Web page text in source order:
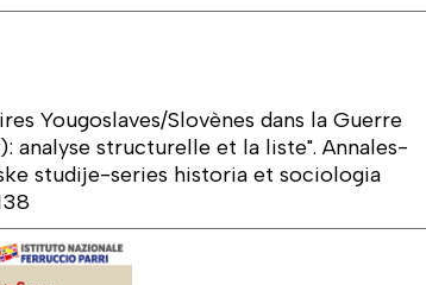
Yougoslaves/Slovènes dans la Guerre
analyse structurelle et la liste". Annales-
studije-series historia et sociologia